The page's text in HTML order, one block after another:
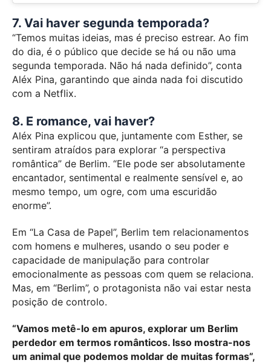
7. Vai haver segunda temporada?
“Temos muitas ideias, mas é preciso estrear. Ao fim
do dia, é o público que decide se há ou não uma
segunda temporada. Não há nada definido”, conta
Aléx Pina, garantindo que ainda nada foi discutido
com a Netflix.
8. E romance, vai haver?
Aléx Pina explicou que, juntamente com Esther, se
sentiram atraídos para explorar “a perspectiva
romântica” de Berlim. “Ele pode ser absolutamente
encantador, sentimental e realmente sensível e, ao
mesmo tempo, um ogre, com uma escuridão
enorme”.
Em “La Casa de Papel”, Berlim tem relacionamentos
com homens e mulheres, usando o seu poder e
capacidade de manipulação para controlar
emocionalmente as pessoas com quem se relaciona.
Mas, em “Berlim”, o protagonista não vai estar nesta
posição de controlo.
“Vamos metê-lo em apuros, explorar um Berlim
perdedor em termos românticos. Isso mostra-nos
um animal que podemos moldar de muitas formas”,